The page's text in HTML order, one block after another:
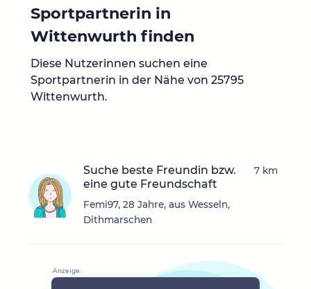
Sportpartnerin in
Wittenwurth finden
Diese Nutzerinnen suchen eine
Sportpartnerin in der Nähe von 25795
Wittenwurth.
Suche beste Freundin bzw.
eine gute Freundschaft
Femi97, 28 Jahre, aus Wesseln,
Dithmarschen
7 km